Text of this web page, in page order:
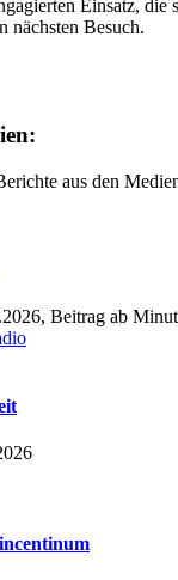
Einsatz, die
nächsten Besuch.
aus den
Beitrag ab